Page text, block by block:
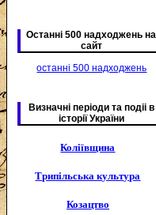
Останні 500 надходжень на
сайт
останні 500 надходжень
Визначні періоди та подіі в
історії України
Коліївщина
Трипільська культура
Козацтво